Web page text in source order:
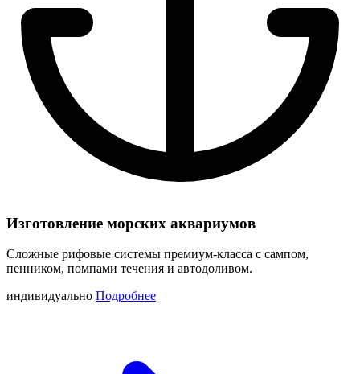
Изготовление морских аквариумов
Сложные рифовые системы премиум-класса с сампом,
пенником, помпами течения и автодоливом.
индивидуально Подробнее